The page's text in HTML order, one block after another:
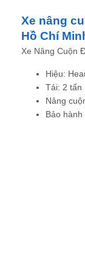
Xe nâng
Hồ Chí
Xe Nâng Cuộn
Hiệu:
Tải: 2 tấn
Nâng
Bảo